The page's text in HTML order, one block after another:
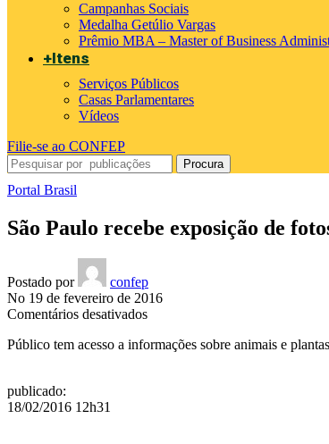
Campanhas Sociais
Medalha Getúlio Vargas
Prêmio MBA – Master of Business
+Itens
Serviços Públicos
Casas Parlamentares
Vídeos
Filie-se ao CONFEP
Procura
Portal Brasil
São Paulo recebe exposição de
Postado por
confep
No 19 de fevereiro de 2016
Comentários desativadosem
Paulo
Público tem acesso a informações sobre animais e
publicado:
18/02/2016 12h31